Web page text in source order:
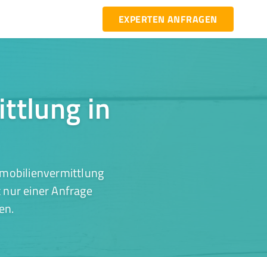
EXPERTEN ANFRAGEN
in
einer Anfrage